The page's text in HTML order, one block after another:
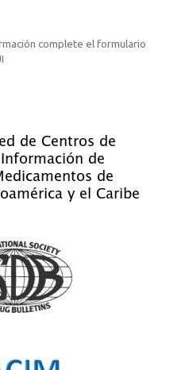
complete el formulario